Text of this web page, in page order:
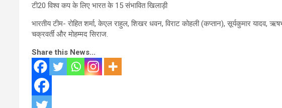
टी20 विश्व कप के लिए भारत के 15 संभावित खिलाड़ी
भारतीय टीम- रोहित शर्मा, केएल राहुल, शिखर धवन, विराट कोहली (कप्तान), सूर्यकुमार
चक्रवर्ती और मोहम्मद सिराज.
Share this News...